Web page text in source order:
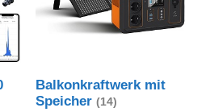
Balkonkraftwerk mit
Speicher (14)